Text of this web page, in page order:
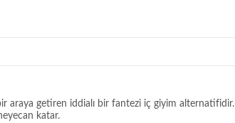
araya getiren iddialı bir fantezi iç giyim alternatifidir.
katar.